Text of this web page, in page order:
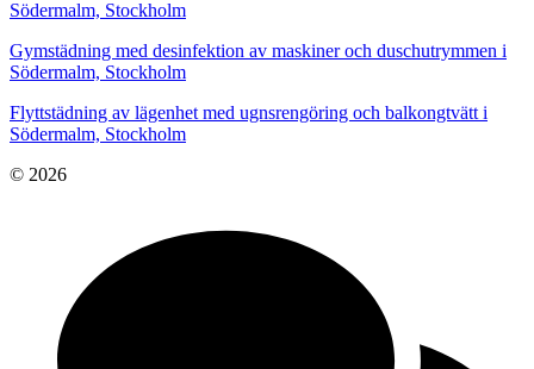
Södermalm, Stockholm
Gymstädning med desinfektion av maskiner och duschutrymmen i
Södermalm, Stockholm
Flyttstädning av lägenhet med ugnsrengöring och balkongtvätt i
Södermalm, Stockholm
© 2026